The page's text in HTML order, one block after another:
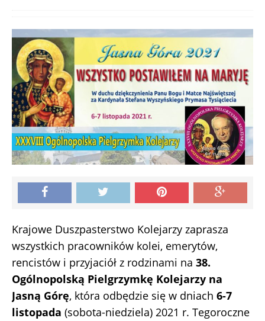
Krajowe Duszpasterstwo Kolejarzy zaprasza
wszystkich pracowników kolei, emerytów,
rencistów i przyjaciół z rodzinami na 38.
Ogólnopolską Pielgrzymkę Kolejarzy na
Jasną Górę, która odbędzie się w dniach 6-7
listopada (sobota-niedziela) 2021 r. Tegoroczne